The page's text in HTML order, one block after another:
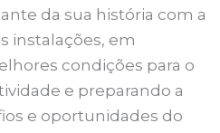
da sua história com a
instalações, em
condições para o
e preparando a
e oportunidades do